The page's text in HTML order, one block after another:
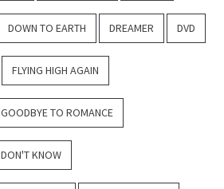
DOWN TO EARTH DREAMER DVD
FLYING HIGH AGAIN
GOODBYE TO ROMANCE
KNOW